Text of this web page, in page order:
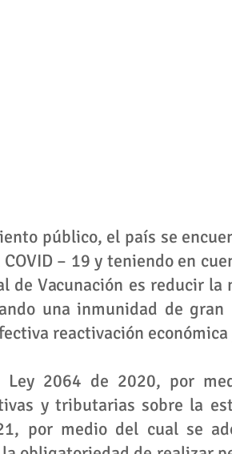
público, el país se
– 19 y teniendo en
de Vacunación es reducir
una inmunidad de
reactivación económica
Ley 2064 de 2020, por
y tributarias sobre la
por medio del cual se